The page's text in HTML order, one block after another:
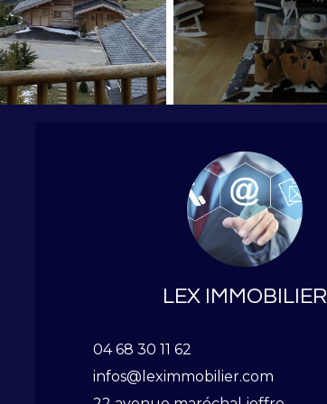
LEX IMMOBILIER
04 68 30 11 62
infos@leximmobilier.com